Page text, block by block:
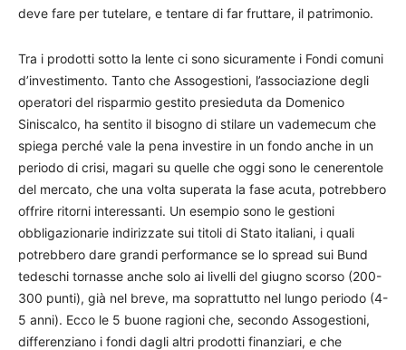
deve fare per tutelare, e tentare di far fruttare, il patrimonio.
Tra i prodotti sotto la lente ci sono sicuramente i Fondi comuni
d’investimento. Tanto che Assogestioni, l’associazione degli
operatori del risparmio gestito presieduta da Domenico
Siniscalco, ha sentito il bisogno di stilare un vademecum che
spiega perché vale la pena investire in un fondo anche in un
periodo di crisi, magari su quelle che oggi sono le cenerentole
del mercato, che una volta superata la fase acuta, potrebbero
offrire ritorni interessanti. Un esempio sono le gestioni
obbligazionarie indirizzate sui titoli di Stato italiani, i quali
potrebbero dare grandi performance se lo spread sui Bund
tedeschi tornasse anche solo ai livelli del giugno scorso (200-
300 punti), già nel breve, ma soprattutto nel lungo periodo (4-
5 anni). Ecco le 5 buone ragioni che, secondo Assogestioni,
differenziano i fondi dagli altri prodotti finanziari, e che